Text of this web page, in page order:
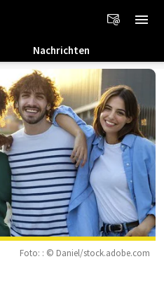
Nachrichten
Foto: : © Daniel/stock.adobe.com